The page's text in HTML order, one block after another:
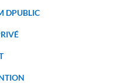
DPUBLIC